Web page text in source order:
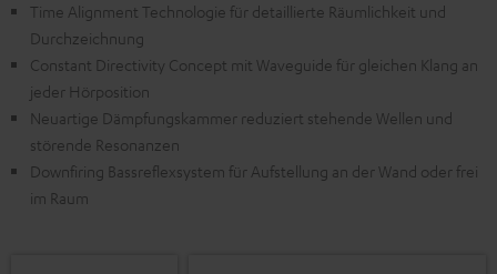
Time Alignment Technologie für detaillierte Räumlichkeit und
Durchzeichnung
Constant Directivity Concept mit Waveguide für gleichen Klang an
jeder Hörposition
Neuartige Dämpfungskammer reduziert stehende Wellen und
störende Resonanzen
Downfiring Bassreflexsystem für Aufstellung an der Wand oder frei
im Raum